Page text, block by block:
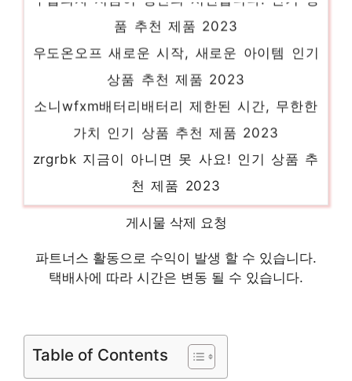
품 추천 제품 2023
우도온오프 새로운 시작, 새로운 아이템 인기
상품 추천 제품 2023
소니wfxm배터리배터리 제한된 시간, 무한한
가치 인기 상품 추천 제품 2023
zrgrbk 지금이 아니면 못 사요! 인기 상품 추
천 제품 2023
다이소세탁기먼지 절대 놓치지 말아야 할 기
회! 인기 상품 추천 제품 2023
샥즈오픈스윔 당신을 위한 세상에 하나뿐인
상품 인기 상품 추천 제품 2023
선택 인기 상품 추천 제품 2023
게시물 삭제 요청
파트너스 활동으로 수익이 발생 할 수 있습니다.
택배사에 따라 시간은 변동 될 수 있습니다.
Table of Contents